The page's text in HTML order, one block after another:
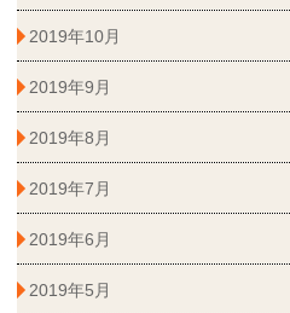
2019年10月
2019年9月
2019年8月
2019年7月
2019年6月
2019年5月